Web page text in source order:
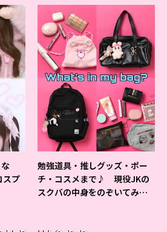
スプ
勉強道具・推しグッズ・ポー
チ・コスメまで♪ 現役JKの
スクバの中身をのぞいてみ